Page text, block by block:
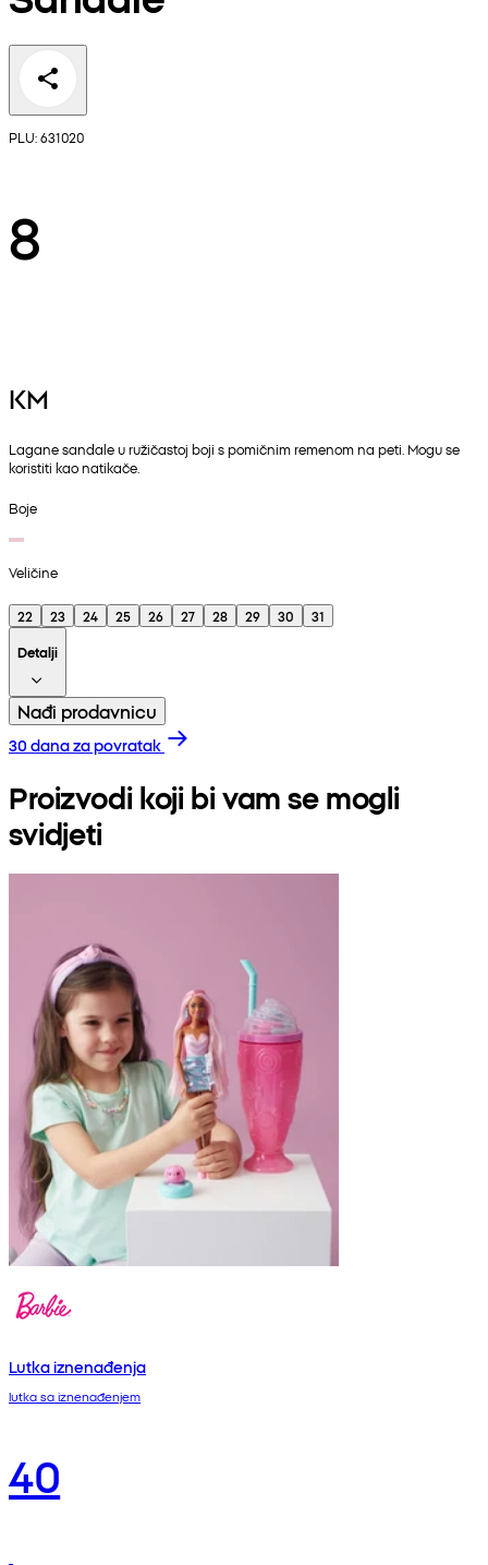
PLU: 631020
8
KM
Lagane sandale u ružičastoj boji s pomičnim remenom na peti. Mogu se
koristiti kao natikače.
Boje
Veličine
22 23 24 25 26 27 28 29 30
31
Detalji
Nađi prodavnicu
30 dana za povratak
Proizvodi koji bi vam se mogli
svidjeti
Lutka iznenađenja
lutka sa iznenađenjem
40